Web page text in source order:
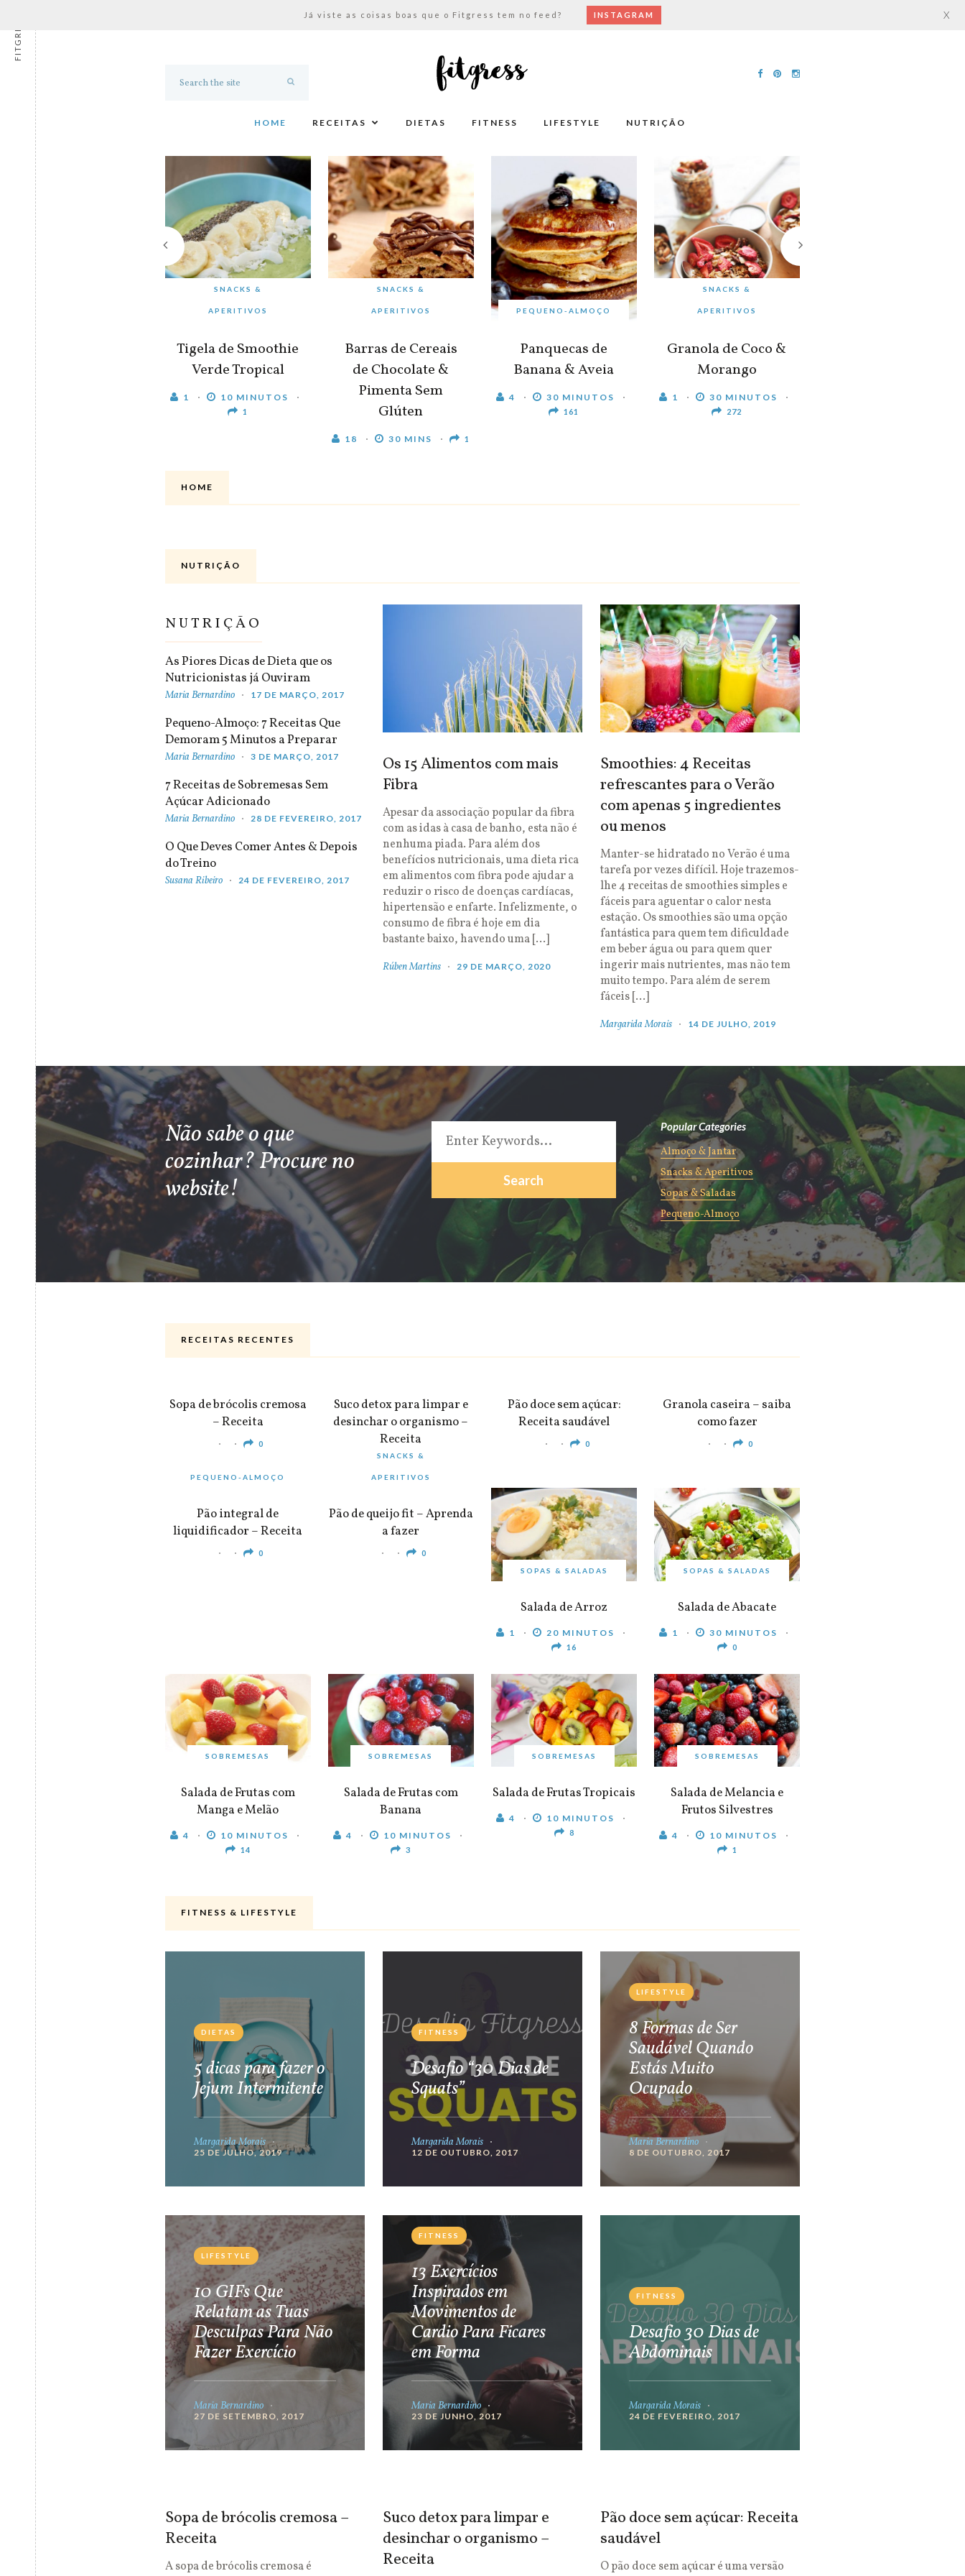
HOME RECEITAS DIETAS FITNESS LIFESTYLE NUTRIÇÃO
SNACKS &
APERITIVOS
Tigela de Smoothie
Verde Tropical
1 10 MINUTOS
1
SNACKS &
APERITIVOS
Barras de Cereais
de Chocolate &
Pimenta Sem
Glúten
18 30 MINS 1
PEQUENO-ALMOÇO
Panquecas de
Banana & Aveia
4 30 MINUTOS
161
SNACKS &
APERITIVOS
Granola de Coco &
Morango
1 30 MINUTOS
272
HOME
NUTRIÇÃO
NUTRIÇÃO
As Piores Dicas de Dieta que os
Nutricionistas já Ouviram
Maria Bernardino 17 DE MARÇO, 2017
Pequeno-Almoço: 7 Receitas Que
Demoram 5 Minutos a Preparar
Maria Bernardino 3 DE MARÇO, 2017
7 Receitas de Sobremesas Sem
Açúcar Adicionado
Maria Bernardino 28 DE FEVEREIRO, 2017
O Que Deves Comer Antes & Depois
do Treino
Susana Ribeiro 24 DE FEVEREIRO, 2017
Os 15 Alimentos com mais
Fibra
Apesar da associação popular da fibra
com as idas à casa de banho, esta não é
nenhuma piada. Para além dos
benefícios nutricionais, uma dieta rica
em alimentos com fibra pode ajudar a
reduzir o risco de doenças cardíacas,
hipertensão e enfarte. Infelizmente, o
consumo de fibra é hoje em dia
bastante baixo, havendo uma […]
Rúben Martins 29 DE MARÇO, 2020
Smoothies: 4 Receitas
refrescantes para o Verão
com apenas 5 ingredientes
ou menos
Manter-se hidratado no Verão é uma
tarefa por vezes difícil. Hoje trazemos-
lhe 4 receitas de smoothies simples e
fáceis para aguentar o calor nesta
estação. Os smoothies são uma opção
fantástica para quem tem dificuldade
em beber água ou para quem quer
ingerir mais nutrientes, mas não tem
muito tempo. Para além de serem
fáceis […]
Margarida Morais 14 DE JULHO, 2019
Não sabe o que
cozinhar? Procure no
website!
Popular Categories
Almoço & Jantar
Snacks & Aperitivos
Sopas & Saladas
Pequeno-Almoço
RECEITAS RECENTES
Sopa de brócolis cremosa
– Receita
0
Suco detox para limpar e
desinchar o organismo –
Receita
0
Pão doce sem açúcar:
Receita saudável
0
Granola caseira – saiba
como fazer
0
PEQUENO-ALMOÇO
Pão integral de
liquidificador – Receita
0
SNACKS &
APERITIVOS
Pão de queijo fit – Aprenda
a fazer
0
SOPAS & SALADAS
Salada de Arroz
1 20 MINUTOS
16
SOPAS & SALADAS
Salada de Abacate
1 30 MINUTOS
0
SOBREMESAS
Salada de Frutas com
Manga e Melão
4 10 MINUTOS
14
SOBREMESAS
Salada de Frutas com
Banana
4 10 MINUTOS
3
SOBREMESAS
Salada de Frutas Tropicais
4 10 MINUTOS
8
SOBREMESAS
Salada de Melancia e
Frutos Silvestres
4 10 MINUTOS
1
FITNESS & LIFESTYLE
DIETAS
5 dicas para fazer o
Jejum Intermitente
Margarida Morais
25 DE JULHO, 2019
FITNESS
Desafio “30 Dias de
Squats”
Margarida Morais
12 DE OUTUBRO, 2017
LIFESTYLE
8 Formas de Ser
Saudável Quando
Estás Muito
Ocupado
Maria Bernardino
8 DE OUTUBRO, 2017
LIFESTYLE
10 GIFs Que
Relatam as Tuas
Desculpas Para Não
Fazer Exercício
Maria Bernardino
27 DE SETEMBRO, 2017
FITNESS
13 Exercícios
Inspirados em
Movimentos de
Cardio Para Ficares
em Forma
Maria Bernardino
23 DE JUNHO, 2017
FITNESS
Desafio 30 Dias de
Abdominais
Margarida Morais
24 DE FEVEREIRO, 2017
Sopa de brócolis cremosa –
Receita
A sopa de brócolis cremosa é
Suco detox para limpar e
desinchar o organismo –
Receita
Pão doce sem açúcar: Receita
saudável
O pão doce sem açúcar é uma versão
FITGRESS Já viste as coisas boas que o Fitgress tem no feed? INSTAGRAM X